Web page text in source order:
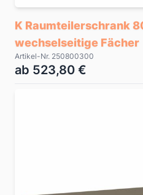
K Raumteilerschrank
wechselseitige Fächer
Artikel-Nr. 250800300
ab 523,80 €